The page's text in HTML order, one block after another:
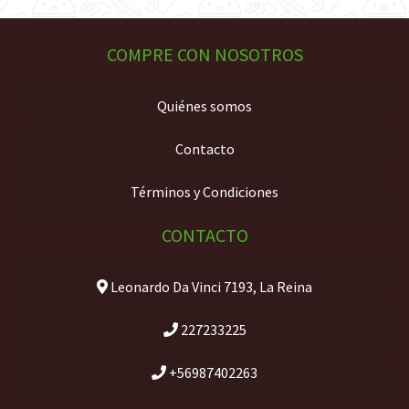
COMPRE CON NOSOTROS
Quiénes somos
Contacto
Términos y Condiciones
CONTACTO
Leonardo Da Vinci 7193, La Reina
227233225
+56987402263